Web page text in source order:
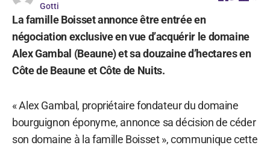
Gotti
La famille Boisset annonce être entrée en
négociation exclusive en vue d’acquérir le domaine
Alex Gambal (Beaune) et sa douzaine d’hectares en
Côte de Beaune et Côte de Nuits.
« Alex Gambal, propriétaire fondateur du domaine
bourguignon éponyme, annonce sa décision de céder
son domaine à la famille Boisset », communique cette